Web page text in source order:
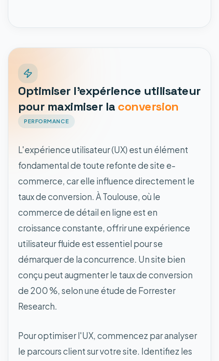
Optimiser l'expérience utilisateur
pour maximiser la conversion
PERFORMANCE
L'expérience utilisateur (UX) est un élément
fondamental de toute refonte de site e-
commerce, car elle influence directement le
taux de conversion. À Toulouse, où le
commerce de détail en ligne est en
croissance constante, offrir une expérience
utilisateur fluide est essentiel pour se
démarquer de la concurrence. Un site bien
conçu peut augmenter le taux de conversion
de 200 %, selon une étude de Forrester
Research.
Pour optimiser l'UX, commencez par analyser
le parcours client sur votre site. Identifiez les